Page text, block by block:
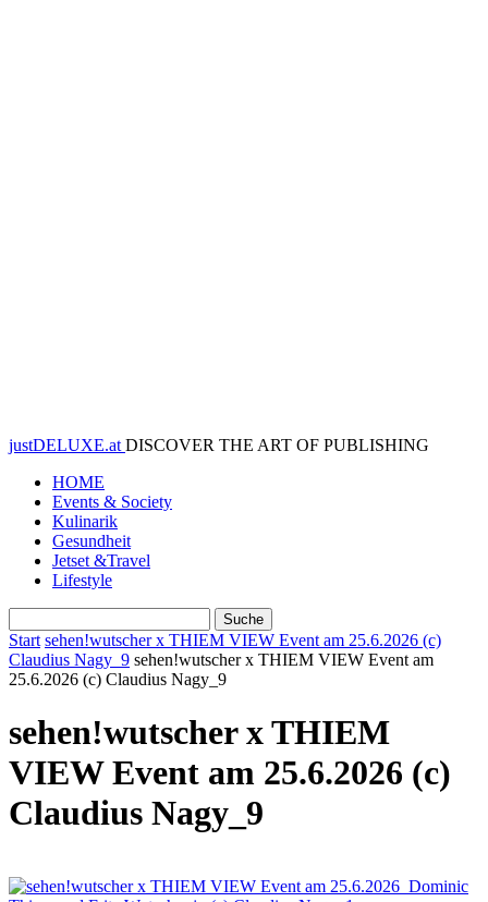
justDELUXE.at DISCOVER THE ART OF PUBLISHING
HOME
Events & Society
Kulinarik
Gesundheit
Jetset &Travel
Lifestyle
Start sehen!wutscher x THIEM VIEW Event am 25.6.2026 (c)
Claudius Nagy_9 sehen!wutscher x THIEM VIEW Event am
25.6.2026 (c) Claudius Nagy_9
sehen!wutscher x THIEM
VIEW Event am 25.6.2026 (c)
Claudius Nagy_9